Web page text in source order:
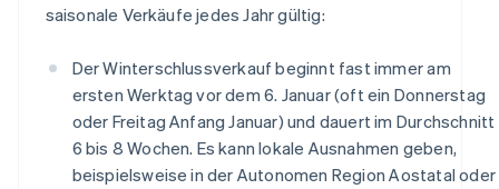
saisonale Verkäufe jedes Jahr gültig:
Der Winterschlussverkauf beginnt fast immer am
ersten Werktag vor dem 6. Januar (oft ein Donnerstag
oder Freitag Anfang Januar) und dauert im Durchschnitt
6 bis 8 Wochen. Es kann lokale Ausnahmen geben,
beispielsweise in der Autonomen Region Aostatal oder